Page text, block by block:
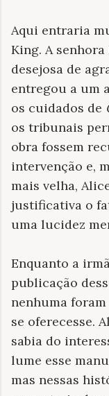
Aqui entraria
King. A
desejosa de
entregou a um
os cuidados de
os tribunais
obra fossem
intervenção e,
mais velha,
justificativa o
uma lucidez
Enquanto a
publicação
nenhuma
se oferecesse.
sabia do
lume esse
mas nessas